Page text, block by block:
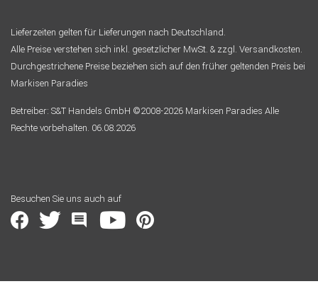
Lieferzeiten gelten für Lieferungen nach Deutschland.
Alle Preise verstehen sich inkl. gesetzlicher MwSt. & zzgl. Versandkosten.
Durchgestrichene Preise beziehen sich auf den früher geltenden Preis bei
Markisen Paradies
Betreiber: S&T Handels GmbH ©2008-2026 Markisen Paradies Alle
Rechte vorbehalten. 06.08.2026
Besuchen Sie uns auch auf